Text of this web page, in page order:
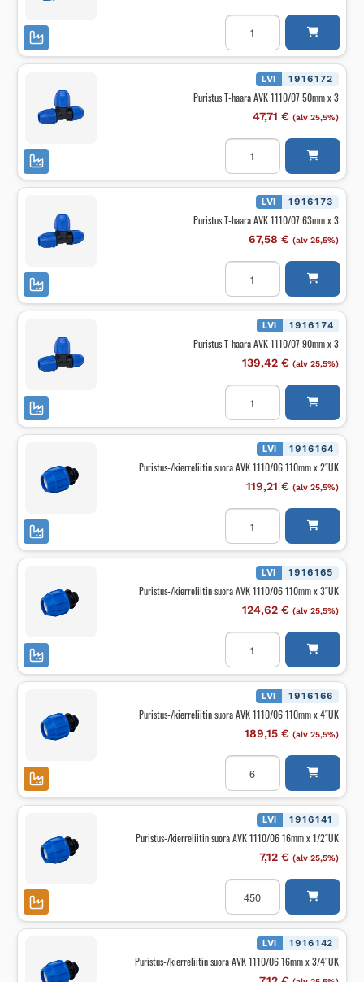
Puristus
AVK
1110/07
40mm
3
määrä
LVI 1916172
Puristus T-haara AVK 1110/07 50mm x 3
47,71 € (alv 25,5%)
Puristus
AVK
1110/07
50mm
3
määrä
LVI 1916173
Puristus T-haara AVK 1110/07 63mm x 3
67,58 € (alv 25,5%)
Puristus
haara
AVK
1110/07
63mm
3
määrä
LVI 1916174
Puristus T-haara AVK 1110/07 90mm x 3
139,42 € (alv 25,5%)
Puristus
haara
AVK
1110/07
90mm
3
määrä
LVI 1916164
Puristus-/kierreliitin suora AVK 1110/06 110mm x 2″UK
119,21 € (alv 25,5%)
Puristus-/kierreliitin
suora
1110/06
110mm
määrä
LVI 1916165
Puristus-/kierreliitin suora AVK 1110/06 110mm x 3″UK
124,62 € (alv 25,5%)
Puristus-/kierreliitin
suora
1110/06
110mm
määrä
LVI 1916166
Puristus-/kierreliitin suora AVK 1110/06 110mm x 4″UK
189,15 € (alv 25,5%)
Puristus-/kierreliitin
suora
1110/06
110mm
määrä
LVI 1916141
Puristus-/kierreliitin suora AVK 1110/06 16mm x 1/2″UK
7,12 € (alv 25,5%)
Puristus-/kierreliitin
suora
1110/06
16mm
1/2"UK
määrä
LVI 1916142
Puristus-/kierreliitin suora AVK 1110/06 16mm x 3/4″UK